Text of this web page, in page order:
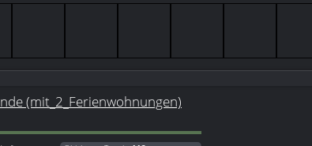
(mit_2_Ferienwohnungen)